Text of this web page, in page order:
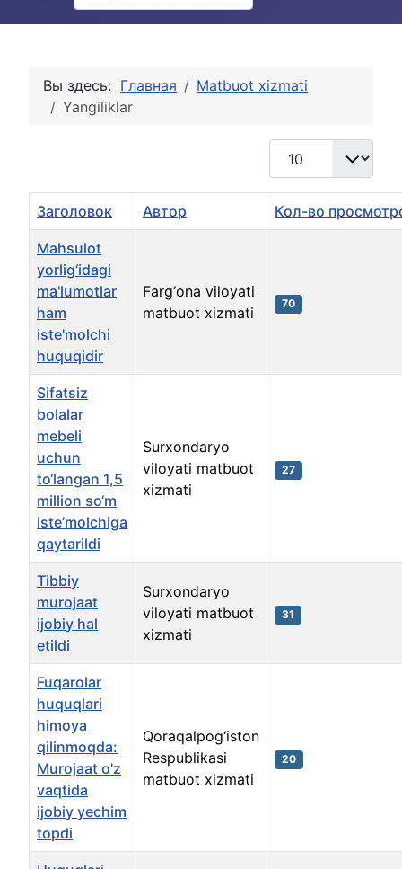
Вы здесь: Главная
Matbuot xizmati
Yangiliklar
Кол-во строк:
Заголовок Автор Кол-во
Mahsulot
yorlig‘idagi
ma'lumotlar
ham
iste'molchi
huquqidir
Farg‘ona viloyati
matbuot xizmati
70
Sifatsiz
bolalar
mebeli
uchun
to‘langan 1,5
million so‘m
iste’molchiga
qaytarildi
Surxondaryo
viloyati matbuot
xizmati
27
Tibbiy
murojaat
ijobiy hal
etildi
Surxondaryo
viloyati matbuot
xizmati
31
Fuqarolar
huquqlari
himoya
qilinmoqda:
Murojaat o'z
vaqtida
ijobiy yechim
topdi
Qoraqalpog‘iston
Respublikasi
matbuot xizmati
20